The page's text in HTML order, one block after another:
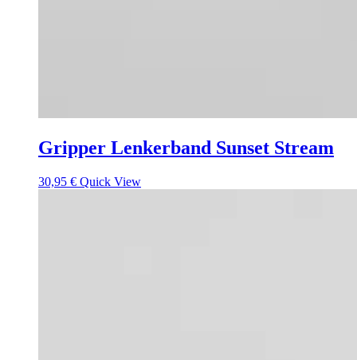
Gripper Lenkerband Sunset Stream
30,95 € Quick View